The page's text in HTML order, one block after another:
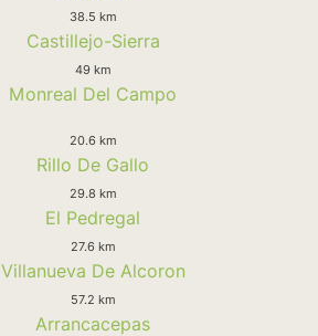
38.5 km
Castillejo-Sierra
49 km
Monreal Del Campo
20.6 km
Rillo De Gallo
29.8 km
El Pedregal
27.6 km
Villanueva De Alcoron
57.2 km
Arrancacepas